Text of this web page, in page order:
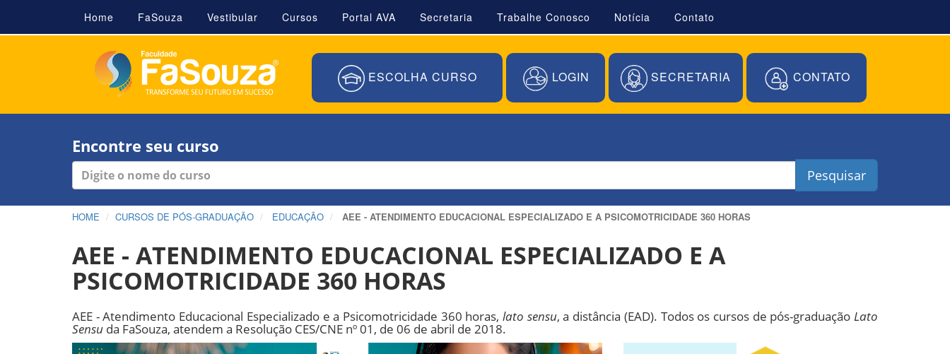
Home FaSouza Vestibular Cursos Portal AVA Secretaria Trabalhe Conosco Notícia Contato
ESCOLHA CURSO LOGIN SECRETARIA CONTATO
Encontre seu curso
Pesquisar
HOME CURSOS DE PÓS-GRADUAÇÃO EDUCAÇÃO AEE - ATENDIMENTO EDUCACIONAL ESPECIALIZADO E A PSICOMOTRICIDADE 360 HORAS
AEE - ATENDIMENTO EDUCACIONAL ESPECIALIZADO E A
PSICOMOTRICIDADE 360 HORAS
AEE - Atendimento Educacional Especializado e a Psicomotricidade 360 horas, lato sensu, a distância (EAD). Todos os cursos de pós-graduaçãoLato
Sensu da FaSouza, atendem a Resolução CES/CNE nº 01, de 06 de abril de 2018.